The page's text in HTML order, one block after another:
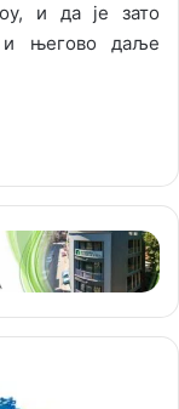
и да је зато
и његово даље